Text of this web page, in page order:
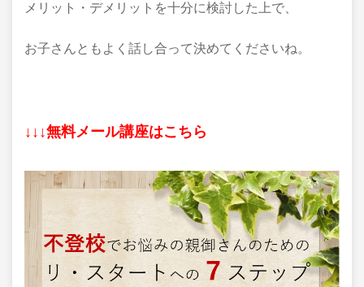
メリット・デメリットを十分に検討した上で、
お子さんともよく話し合って決めてくださいね。
↓↓↓無料メール講座はこちら